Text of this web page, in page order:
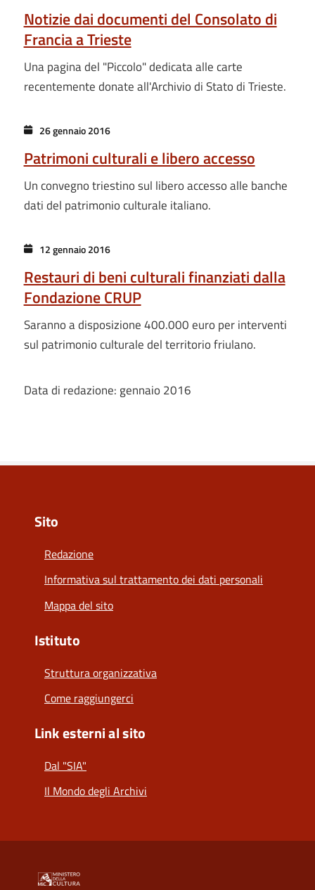
Notizie dai documenti del Consolato di
Francia a Trieste
Una pagina del "Piccolo" dedicata alle carte
recentemente donate all'Archivio di Stato di Trieste.
26 gennaio 2016
Patrimoni culturali e libero accesso
Un convegno triestino sul libero accesso alle banche
dati del patrimonio culturale italiano.
12 gennaio 2016
Restauri di beni culturali finanziati dalla
Fondazione CRUP
Saranno a disposizione 400.000 euro per interventi
sul patrimonio culturale del territorio friulano.
Data di redazione: gennaio 2016
Sito
Redazione
Informativa sul trattamento dei dati personali
Mappa del sito
Istituto
Struttura organizzativa
Come raggiungerci
Link esterni al sito
Dal "SIA"
Il Mondo degli Archivi